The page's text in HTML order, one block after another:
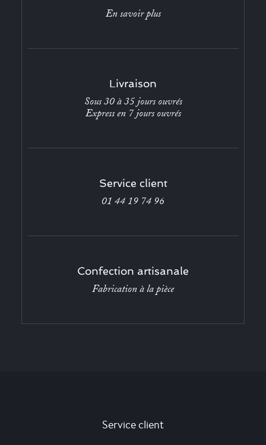
En savoir plus
Livraison
Sous 30 à 35 jours ouvrés
Express en 7 jours ouvrés
Service client
01 44 19 74 96
Confection artisanale
Fabrication à la pièce
Service client